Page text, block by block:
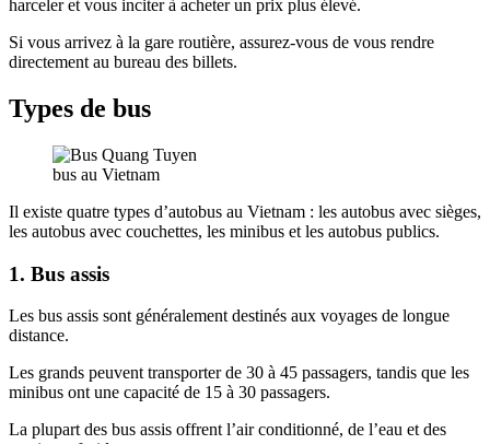
harceler et vous inciter à acheter un prix plus élevé.
Si vous arrivez à la gare routière, assurez-vous de vous rendre
directement au bureau des billets.
Types de bus
bus au Vietnam
Il existe quatre types d’autobus au Vietnam : les autobus avec sièges,
les autobus avec couchettes, les minibus et les autobus publics.
1. Bus assis
Les bus assis sont généralement destinés aux voyages de longue
distance.
Les grands peuvent transporter de 30 à 45 passagers, tandis que les
minibus ont une capacité de 15 à 30 passagers.
La plupart des bus assis offrent l’air conditionné, de l’eau et des